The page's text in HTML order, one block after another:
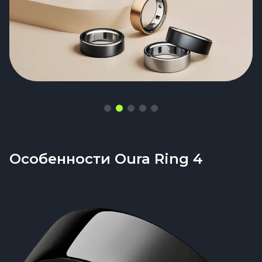
Особенности Oura Ring 4